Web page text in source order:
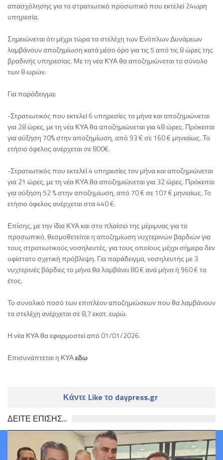
απασχόλησης για το στρατιωτικό προσωπικό που εκτελεί 24ωρη
υπηρεσία.
Σημειώνεται ότι μέχρι τώρα τα στελέχη των Ενόπλων Δυνάμεων
λαμβάνουν αποζημίωση κατά μέσο όρο για τις 5 από τις 8 ώρες της
βραδινής υπηρεσίας. Με τη νέα ΚΥΑ θα αποζημιώνεται το σύνολο
των 8 ωρών.
Για παράδειγμα:
-Στρατιωτικός που εκτελεί 6 υπηρεσίες το μήνα και αποζημιώνεται
για 28 ώρες, με τη νέα ΚΥΑ θα αποζημιώνεται για 48 ώρες. Πρόκειται
για αύξηση 70% στην αποζημίωση, από 93 € σε 160 € μηνιαίως. Το
ετήσιο όφελος ανέρχεται σε 800€.
-Στρατιωτικός που εκτελεί 4 υπηρεσίες τον μήνα και αποζημιώνεται
για 21 ώρες, με τη νέα ΚΥΑ θα αποζημιώνεται για 32 ώρες. Πρόκειται
για αύξηση 52 % στην αποζημίωση, από 70 € σε 107 € μηνιαίως. To
ετήσιο όφελος ανέρχεται στα 440 €.
Επίσης, με την ίδια ΚΥΑ και στο πλαίσιο της μέριμνας για το
προσωπικό, θεσμοθετείται η αποζημίωση νυχτερινών βαρδιών για
τους στρατιωτικούς νοσηλευτές, για τους οποίους μέχρι σήμερα δεν
υφίστατο σχετική πρόβλεψη. Για παράδειγμα, νοσηλευτής με 3
νυχτερινές βάρδιες το μήνα θα λαμβάνει 80 € ανά μήνα ή 960 € το
έτος.
Το συνολικό ποσό των επιπλέον αποζημιώσεων που θα λαμβάνουν
τα στελέχη ανέρχεται σε 8,7 εκατ. ευρώ.
Η νέα ΚΥΑ θα εφαρμοστεί από 01/01/2026.
Επισυνάπτεται η ΚΥΑεδω
Κάντε Like το daypress.gr
ΔΕΙΤΕ ΕΠΙΣΗΣ...